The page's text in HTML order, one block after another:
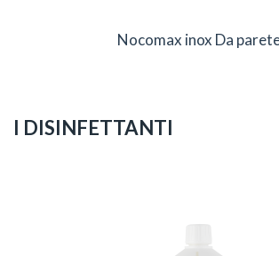
Nocomax inox Da
I DISINFETTANTI